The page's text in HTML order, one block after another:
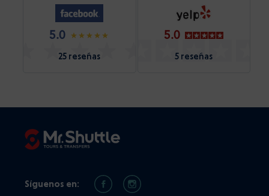
5.0
25 reseñas
5.0
5 reseñas
Síguenos en: